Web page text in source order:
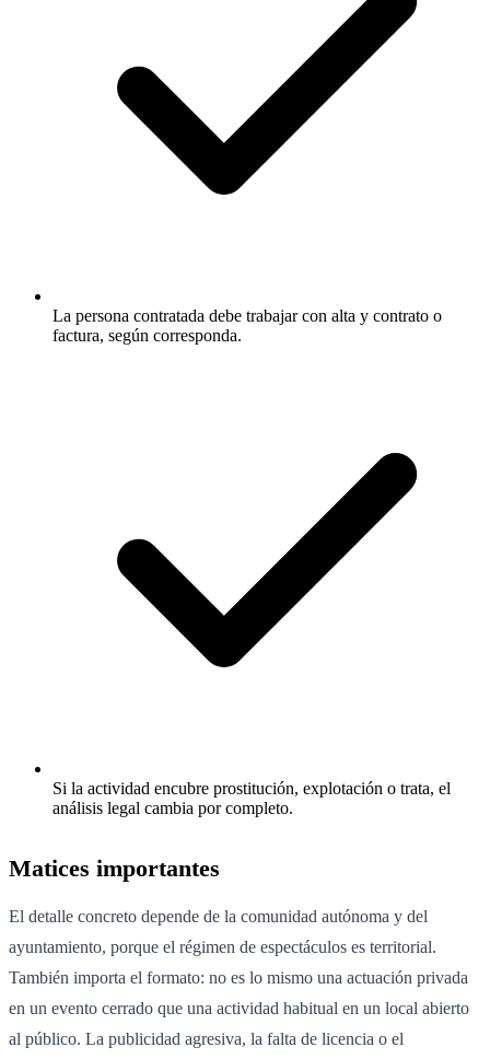
La persona contratada debe trabajar con alta y contrato o
factura, según corresponda.
Si la actividad encubre prostitución, explotación o trata, el
análisis legal cambia por completo.
Matices importantes
El detalle concreto depende de la comunidad autónoma y del
ayuntamiento, porque el régimen de espectáculos es territorial.
También importa el formato: no es lo mismo una actuación privada
en un evento cerrado que una actividad habitual en un local abierto
al público. La publicidad agresiva, la falta de licencia o el